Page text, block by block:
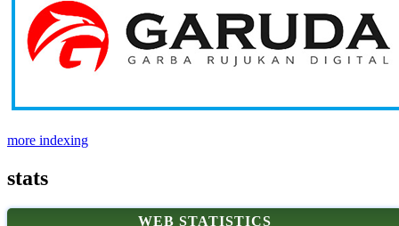
more indexing
stats
WEB STATISTICS